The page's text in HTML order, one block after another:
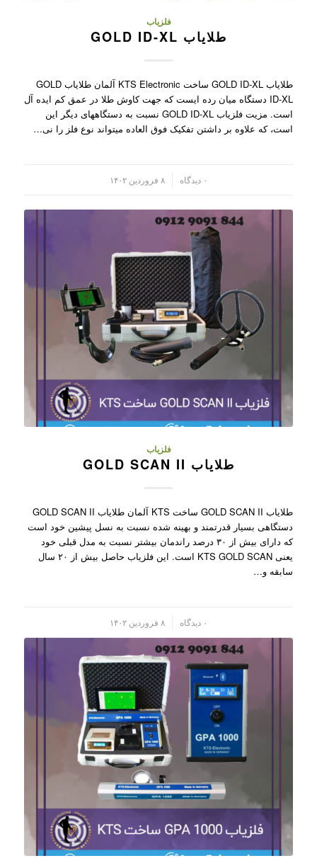
فلزیاب
طلایاب GOLD ID-XL
طلایاب GOLD ID-XL ساخت KTS Electronic آلمان طلایاب GOLD
ID-XL دستگاه میان رده ایست که جهت کاوش طلا در عمق کم ایده آل
است. مزیت فلزیاب GOLD ID-XL نسبت به دستگاههای دیگر این
است، که علاوه بر داشتن تفکیک فوق العاده میتواند نوع فلز را نی…
۰ دیدگاه ۸ فروردین ۱۴۰۲
فلزیاب
طلایاب GOLD SCAN II
طلایاب GOLD SCAN II ساخت KTS آلمان طلایاب GOLD SCAN II
دستگاهی بسیار قدرتمند و بهینه شده نسبت به نسل پیشین خود است
که دارای بیش از ۳۰ درصد راندمان بیشتر نسبت به مدل قبلی خود
یعنی KTS GOLD SCAN است. این فلزیاب حاصل بیش از ۲۰ سال
سابقه و…
۰ دیدگاه ۸ فروردین ۱۴۰۲